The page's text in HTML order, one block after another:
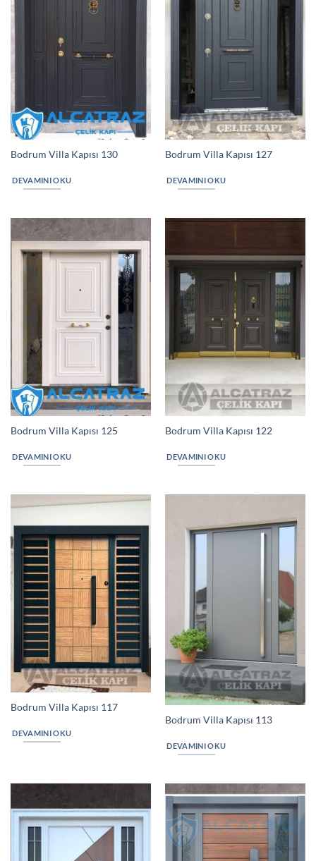
Bodrum Villa Kapısı 130
DEVAMINI OKU
Bodrum Villa Kapısı 127
DEVAMINI OKU
Bodrum Villa Kapısı 125
DEVAMINI OKU
Bodrum Villa Kapısı 122
DEVAMINI OKU
Bodrum Villa Kapısı 117
DEVAMINI OKU
Bodrum Villa Kapısı 113
DEVAMINI OKU